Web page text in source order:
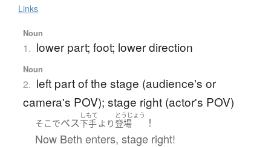
Links
Noun
1. lower part; foot; lower direction
Noun
2. left part of the stage (audience's or
camera's POV); stage right (actor's POV)
そこでベス
しもて
下手 より
とうじょう
登場 ！
Now Beth enters, stage right!